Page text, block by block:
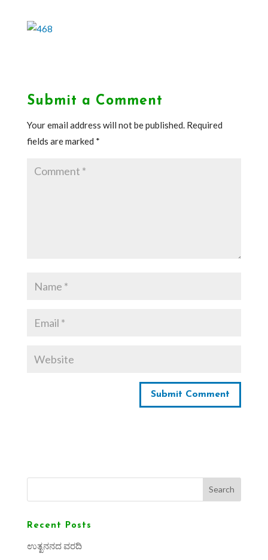
Submit a Comment
Your email address will not be published. Required
fields are marked *
Search
Recent Posts
ಉತ್ಖನನದ ವರದಿ